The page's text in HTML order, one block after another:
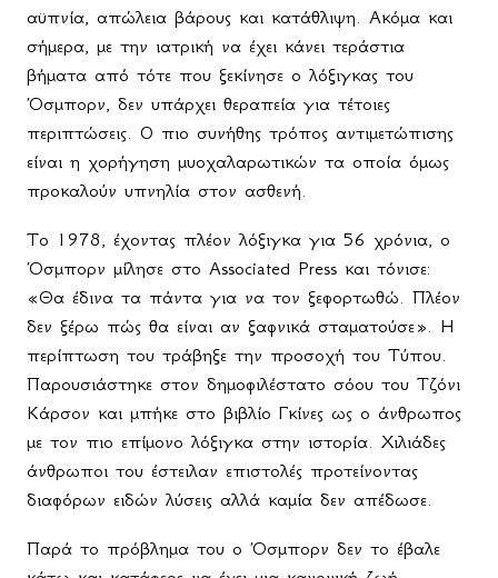
αϋπνία, απώλεια βάρους και κατάθλιψη. Ακόμα και
σήμερα, με την ιατρική να έχει κάνει τεράστια
βήματα από τότε που ξεκίνησε ο λόξιγκας του
Όσμπορν, δεν υπάρχει θεραπεία για τέτοιες
περιπτώσεις. Ο πιο συνήθης τρόπος αντιμετώπισης
είναι η χορήγηση μυοχαλαρωτικών τα οποία όμως
προκαλούν υπνηλία στον ασθενή.
Το 1978, έχοντας πλέον λόξιγκα για 56 χρόνια, ο
Όσμπορν μίλησε στο Associated Press και τόνισε:
«Θα έδινα τα πάντα για να τον ξεφορτωθώ. Πλέον
δεν ξέρω πώς θα είναι αν ξαφνικά σταματούσε». Η
περίπτωση του τράβηξε την προσοχή του Τύπου.
Παρουσιάστηκε στον δημοφιλέστατο σόου του Τζόνι
Κάρσον και μπήκε στο βιβλίο Γκίνες ως ο άνθρωπος
με τον πιο επίμονο λόξιγκα στην ιστορία. Χιλιάδες
άνθρωποι του έστειλαν επιστολές προτείνοντας
διαφόρων ειδών λύσεις αλλά καμία δεν απέδωσε.
Παρά το πρόβλημα του ο Όσμπορν δεν το έβαλε